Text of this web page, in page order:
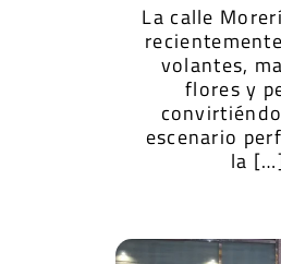
La calle
volantes,
flores y
escenario
la